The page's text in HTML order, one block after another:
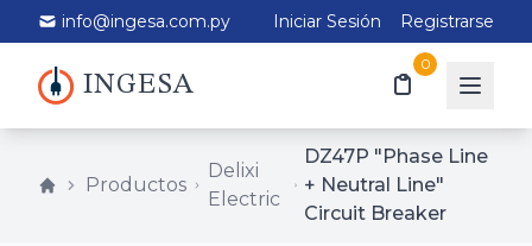
info@ingesa.com.py Iniciar Sesión Registrarse
INGESA
0
Productos
Delixi
Electric
DZ47P "Phase Line
+ Neutral Line"
Circuit Breaker